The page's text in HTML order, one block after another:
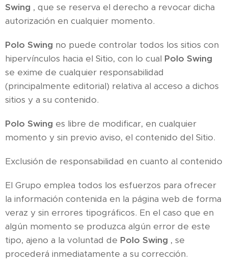
Swing , que se reserva el derecho a revocar dicha
autorización en cualquier momento.
Polo Swing no puede controlar todos los sitios con
hipervínculos hacia el Sitio, con lo cual Polo Swing
se exime de cualquier responsabilidad
(principalmente editorial) relativa al acceso a dichos
sitios y a su contenido.
Polo Swing es libre de modificar, en cualquier
momento y sin previo aviso, el contenido del Sitio.
Exclusión de responsabilidad en cuanto al contenido
El Grupo emplea todos los esfuerzos para ofrecer
la información contenida en la página web de forma
veraz y sin errores tipográficos. En el caso que en
algún momento se produzca algún error de este
tipo, ajeno a la voluntad de Polo Swing , se
procederá inmediatamente a su corrección.